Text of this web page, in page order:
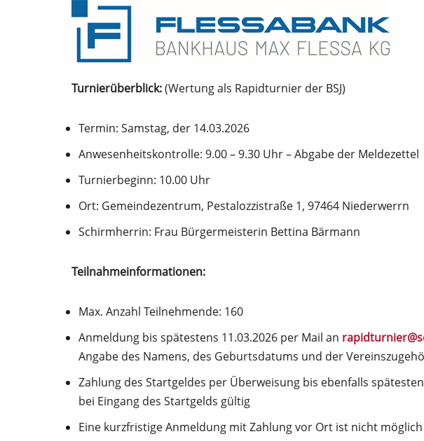
Turnierüberblick:(Wertung als Rapidturnier der BSJ)
Termin: Samstag, der 14.03.2026
Anwesenheitskontrolle: 9.00 – 9.30 Uhr – Abgabe der Meldezettel
Turnierbeginn: 10.00 Uhr
Ort: Gemeindezentrum, Pestalozzistraße 1, 97464 Niederwerrn
Schirmherrin: Frau Bürgermeisterin Bettina Bärmann
Teilnahmeinformationen:
Max. Anzahl Teilnehmende: 160
Anmeldung bis spätestens 11.03.2026 per Mail an
Angabe des Namens, des Geburtsdatums und der
Zahlung des Startgeldes per Überweisung bis ebenfalls
bei Eingang des Startgelds gültig
Eine kurzfristige Anmeldung mit Zahlung vor Ort ist nicht möglich